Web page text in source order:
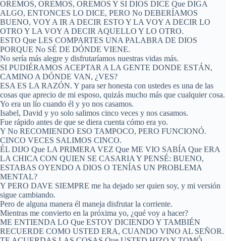
OREMOS, OREMOS, OREMOS Y SI DIOS DICE Que DIGA
ALGO, ENTONCES LO DICE, PERO No DEBERÍAMOS
BUENO, VOY A IR A DECIR ESTO Y LA VOY A DECIR LO
OTRO Y LA VOY A DECIR AQUELLO Y LO OTRO.
ESTO Que LES COMPARTES UNA PALABRA DE DIOS
PORQUE No SÉ DE DÓNDE VIENE.
No sería más alegre y disfrutaríamos nuestras vidas más.
SI PUDIÉRAMOS ACEPTAR A LA GENTE DONDE ESTÁN,
CAMINO A DÓNDE VAN, ¿VES?
ESA ES LA RAZÓN. Y para ser honesta con ustedes es una de las
cosas que aprecio de mi esposo, quizás mucho más que cualquier cosa.
Yo era un lío cuando él y yo nos casamos.
Isabel, David y yo solo salimos cinco veces y nos casamos.
Fue rápido antes de que se diera cuenta cómo era yo.
Y No RECOMIENDO ESO TAMPOCO, PERO FUNCIONÓ.
CINCO VECES SALIMOS CINCO.
ÉL DIJO Que LA PRIMERA VEZ Que ME VIO SABÍA Que ERA
LA CHICA CON QUIEN SE CASARIA Y PENSÉ: BUENO,
ESTABAS OYENDO A DIOS O TENÍAS UN PROBLEMA
MENTAL?
Y PERO DAVE SIEMPRE me ha dejado ser quien soy, y mi versión
sigue cambiando.
Pero de alguna manera él maneja disfrutar la corriente.
Mientras me convierto en la próxima yo, ¿qué voy a hacer?
ME ENTIENDA LO Que ESTOY DICIENDO Y TAMBIÉN
RECUERDE COMO USTED ERA, CUANDO VINO AL SEÑOR.